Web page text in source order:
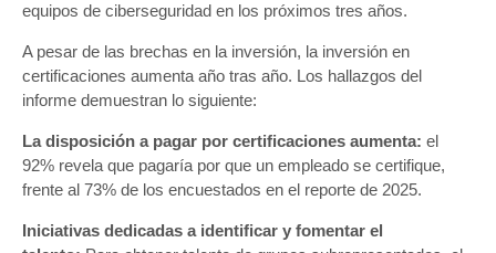
equipos de ciberseguridad en los próximos tres años.
A pesar de las brechas en la inversión, la inversión en
certificaciones aumenta año tras año. Los hallazgos del
informe demuestran lo siguiente:
La disposición a pagar por certificaciones aumenta: el
92% revela que pagaría por que un empleado se certifique,
frente al 73% de los encuestados en el reporte de 2025.
Iniciativas dedicadas a identificar y fomentar el